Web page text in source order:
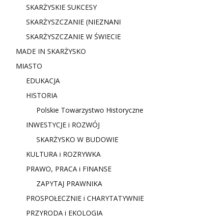
SKARŻYSKIE SUKCESY
SKARŻYSZCZANIE (NIEZNANI
SKARŻYSZCZANIE W ŚWIECIE
MADE IN SKARŻYSKO
MIASTO
EDUKACJA
HISTORIA
Polskie Towarzystwo Historyczne
INWESTYCJE i ROZWÓJ
SKARŻYSKO W BUDOWIE
KULTURA i ROZRYWKA
PRAWO, PRACA i FINANSE
ZAPYTAJ PRAWNIKA
PROSPOŁECZNIE i CHARYTATYWNIE
PRZYRODA i EKOLOGIA